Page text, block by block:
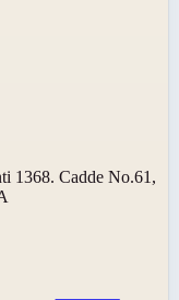
1368. Cadde No.61,